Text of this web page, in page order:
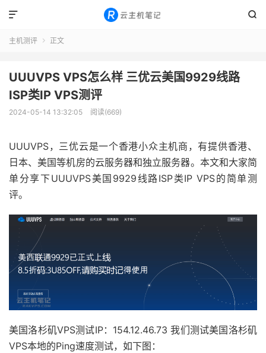


主机测评  正文
UUUVPS VPS怎么样 三优云美国9929线路
ISP类IP VPS测评
2024-05-14 13:32:05 阅读(669)
UUUVPS，三优云是一个香港小众主机商，有提供香港、
日本、美国等机房的云服务器和独立服务器。本文和大家简
单分享下UUUVPS美国9929线路ISP类IP VPS的简单测
评。
美国洛杉矶VPS测试IP：154.12.46.73 我们测试美国洛杉矶
VPS本地的Ping速度测试，如下图：